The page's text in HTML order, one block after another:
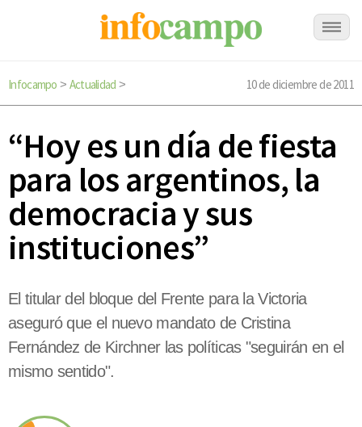
Infocampo > Actualidad > 10 de diciembre de 2011
“Hoy es un día de fiesta
para los argentinos, la
democracia y sus
instituciones”
El titular del bloque del Frente para la Victoria
aseguró que el nuevo mandato de Cristina
Fernández de Kirchner las políticas "seguirán en el
mismo sentido".